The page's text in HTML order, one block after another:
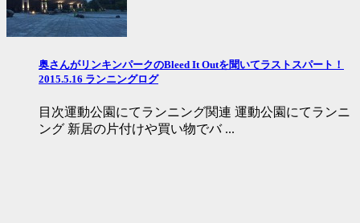
奥さんがリンキンパークのBleed It Outを聞いてラストスパート！
2015.5.16 ランニングログ
目次運動公園にてランニング関連 運動公園にてランニ
ング 新居の片付けや買い物でバ ...